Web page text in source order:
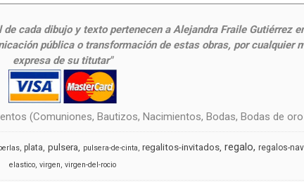
cada dibujo y texto pertenecen a Alejandra Fraile Gutiérrez
pública o transformación de estas obras, por cualquier
expresa de su titutar"
(Comuniones, Bautizos, Nacimientos, Bodas, Bodas de
plata pulsera pulsera-de-cinta regalitos-invitados regalo regalos-
elastico virgen virgen-del-rocio